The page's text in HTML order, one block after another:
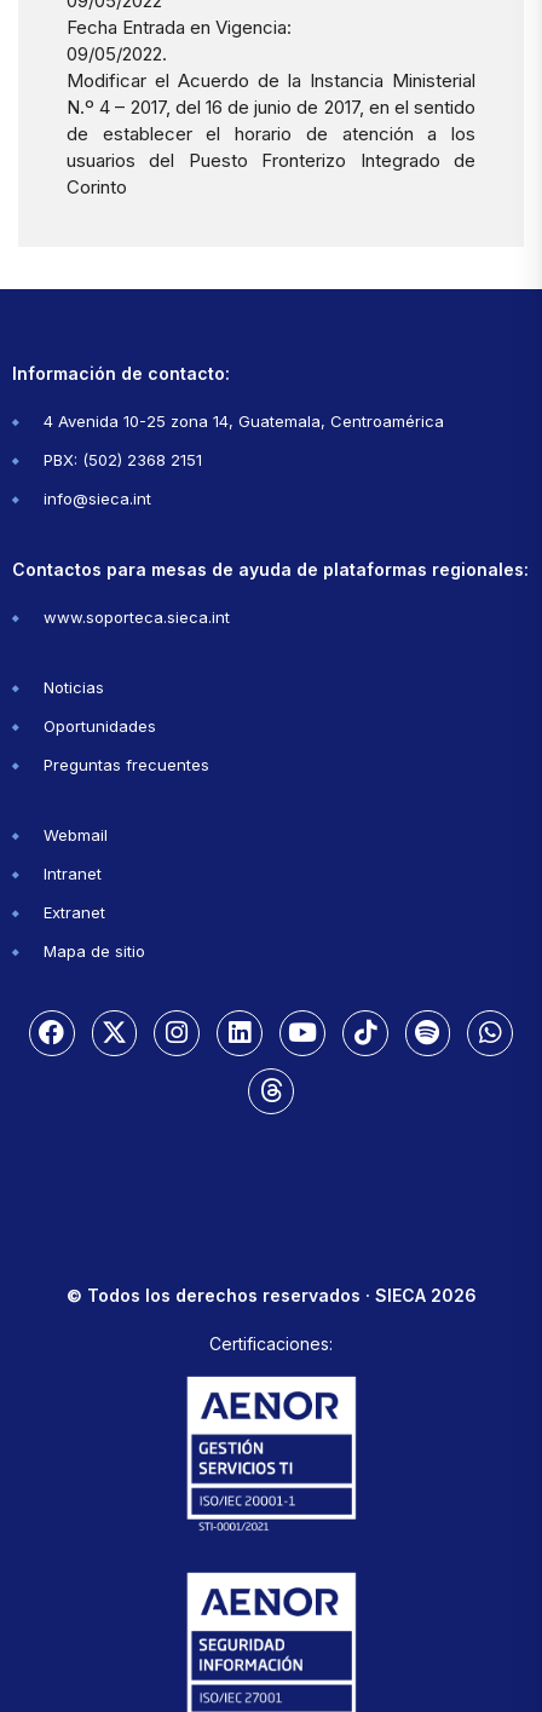
Fecha Entrada en Vigencia:
09/05/2022.
Modificar el Acuerdo de la Instancia Ministerial
N.º 4 – 2017, del 16 de junio de 2017, en el sentido
de establecer el horario de atención a los
usuarios del Puesto Fronterizo Integrado de
Corinto
Información de contacto:
4 Avenida 10-25 zona 14, Guatemala, Centroamérica
PBX: (502) 2368 2151
info@sieca.int
Contactos para mesas de ayuda de plataformas regionales:
www.soporteca.sieca.int
Noticias
Oportunidades
Preguntas frecuentes
Webmail
Intranet
Extranet
Mapa de sitio
© Todos los derechos reservados · SIECA 2026
Certificaciones: